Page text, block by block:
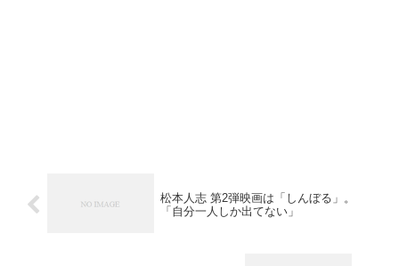
松本人志 第2弾映画は「しんぼる」。
「自分一人しか出てない」